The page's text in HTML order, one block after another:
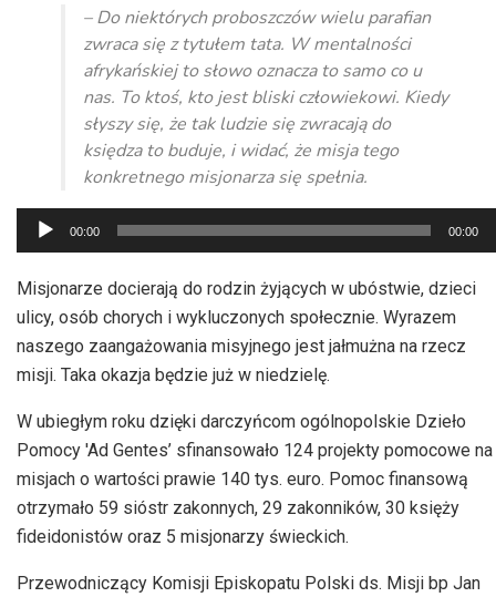
– Do niektórych proboszczów wielu parafian
zwraca się z tytułem tata. W mentalności
afrykańskiej to słowo oznacza to samo co u
nas. To ktoś, kto jest bliski człowiekowi. Kiedy
słyszy się, że tak ludzie się zwracają do
księdza to buduje, i widać, że misja tego
konkretnego misjonarza się spełnia.
Odtwarzacz
plików
dźwiękowych
00:00 00:00
Misjonarze docierają do rodzin żyjących w ubóstwie, dzieci
ulicy, osób chorych i wykluczonych społecznie. Wyrazem
naszego zaangażowania misyjnego jest jałmużna na rzecz
misji. Taka okazja będzie już w niedzielę.
W ubiegłym roku dzięki darczyńcom ogólnopolskie Dzieło
Pomocy 'Ad Gentes’ sfinansowało 124 projekty pomocowe na
misjach o wartości prawie 140 tys. euro. Pomoc finansową
otrzymało 59 sióstr zakonnych, 29 zakonników, 30 księży
fideidonistów oraz 5 misjonarzy świeckich.
Przewodniczący Komisji Episkopatu Polski ds. Misji bp Jan